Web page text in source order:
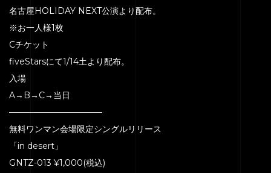
名古屋HOLIDAY NEXT公演より配布。
※お一人様1枚
Cチケット
fiveStarsにて1/14土より配布。
入場
A→B→C→当日
———————————
無料ワンマン会場限定シングルリリース
「in desert」
GNTZ-013 ¥1,000(税込)